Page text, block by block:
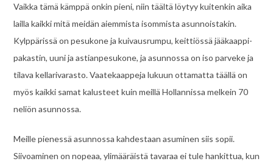
Vaikka tämä kämppä onkin pieni, niin täältä löytyy kuitenkin aika
lailla kaikki mitä meidän aiemmista isommista asunnoistakin.
Kylppärissä on pesukone ja kuivausrumpu, keittiössä jääkaappi-
pakastin, uuni ja astianpesukone, ja asunnossa on iso parveke ja
tilava kellarivarasto. Vaatekaappeja lukuun ottamatta täällä on
myös kaikki samat kalusteet kuin meillä Hollannissa melkein 70
neliön asunnossa.
Meille pienessä asunnossa kahdestaan asuminen siis sopii.
Siivoaminen on nopeaa, ylimääräistä tavaraa ei tule hankittua, kun